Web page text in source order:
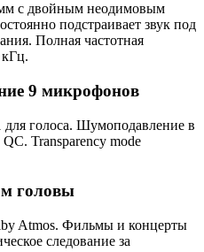
с двойным неодимовым
подстраивает звук под
Полная частотная
кГц.
9 микрофонов
голоса. Шумоподавление в
Transparency mode
головы
Atmos. Фильмы и концерты
следование за